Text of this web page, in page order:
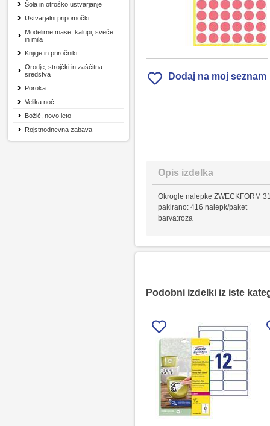
Šola in otroško ustvarjanje
Ustvarjalni pripomočki
Modelirne mase, kalupi, sveče
in mila
Knjige in priročniki
Orodje, strojčki in zaščitna
sredstva
Poroka
Velika noč
Božič, novo leto
Rojstnodnevna zabava
Dodaj na moj seznam
Opis izdelka
Okrogle nalepke ZWECKFORM
pakirano: 416 nalepk/paket
barva:roza
Podobni izdelki iz iste